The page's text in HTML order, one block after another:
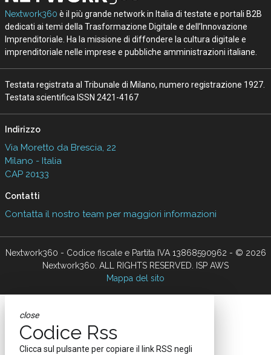
Nextwork360 è il più grande network in Italia di testate e portali B2B
dedicati ai temi della Trasformazione Digitale e dell’Innovazione
Imprenditoriale. Ha la missione di diffondere la cultura digitale e
imprenditoriale nelle imprese e pubbliche amministrazioni italiane.
Testata registrata al Tribunale di Milano, numero registrazione 1927.
Testata scientifica ISSN 2421-4167
Indirizzo
Via Moretto da Brescia, 22
Milano - Italia
CAP 20133
Contatti
Contatta il nostro team per maggiori informazioni
Nextwork360 - Codice fiscale e Partita IVA 13868590962 - © 2026
Nextwork360. ALL RIGHTS RESERVED. ISP AWS
Mappa del sito
close
Codice Rss
Clicca sul pulsante per copiare il link RSS negli